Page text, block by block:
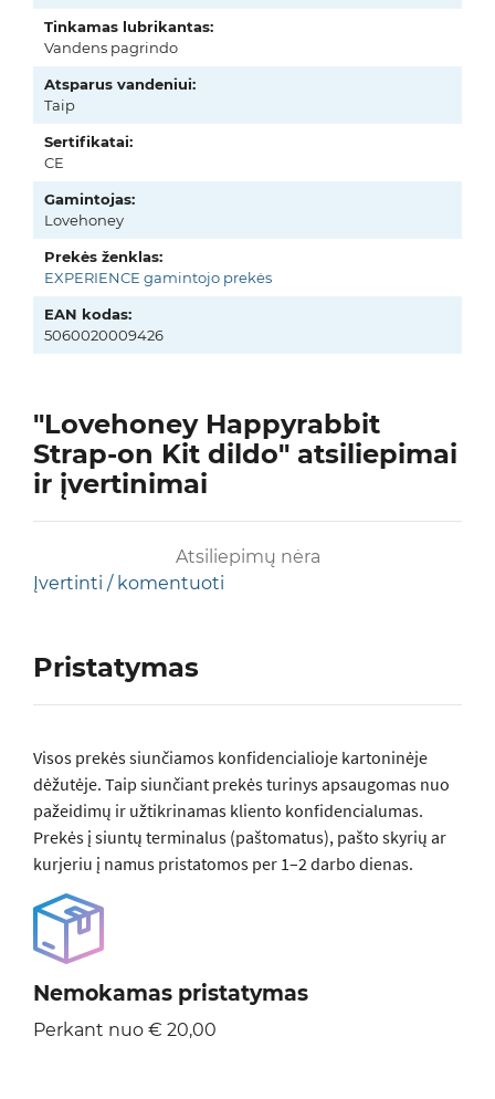
Tinkamas lubrikantas:
Vandens pagrindo
Atsparus vandeniui:
Taip
Sertifikatai:
CE
Gamintojas:
Lovehoney
Prekės ženklas:
EXPERIENCE gamintojo prekės
EAN kodas:
5060020009426
"Lovehoney Happyrabbit
Strap-on Kit dildo" atsiliepimai
ir įvertinimai
Atsiliepimų nėra
Įvertinti / komentuoti
Pristatymas
Visos prеkės siunčiamos konfidencialioje kartoninėje
dėžutėje. Taip siunčiant prekės turinys apsaugomas nuo
pažeidimų ir užtikrinamas kliento konfidencialumas.
Prekės į siuntų terminalus (paštomatus), pašto skyrių ar
kurjeriu į namus pristatomos per 1–2 darbo dienas.
Nemokamas pristatymas
Perkant nuo € 20,00